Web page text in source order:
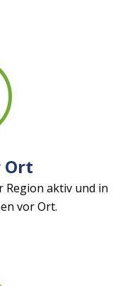
Ort
Region aktiv und in
vor Ort.